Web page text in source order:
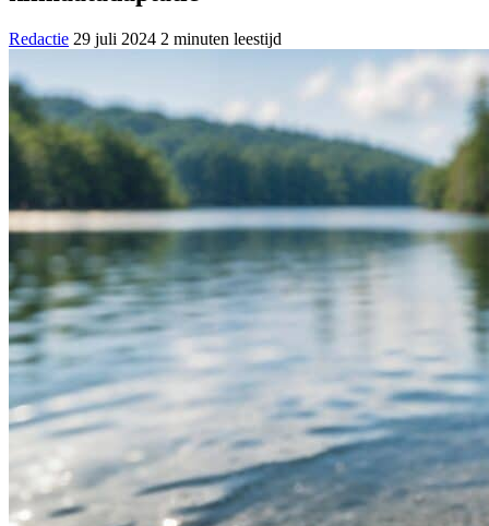
Redactie 29 juli 2024 2 minuten leestijd